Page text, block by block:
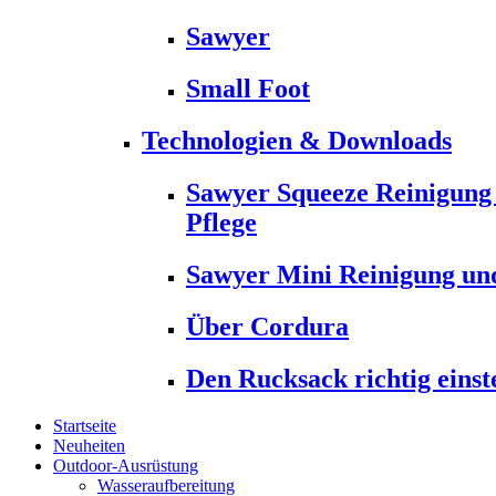
Sawyer
Small Foot
Technologien & Downloads
Sawyer Squeeze
Pflege
Sawyer Mini Reinigung
Über Cordura
Den Rucksack richtig
Startseite
Neuheiten
Outdoor-Ausrüstung
Wasseraufbereitung